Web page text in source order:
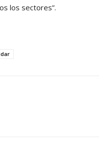
los sectores”.